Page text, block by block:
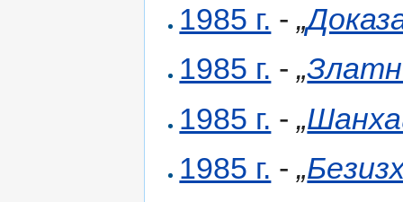
1985 г. -„
1985 г. -„
1985 г. -„
1985 г. -„